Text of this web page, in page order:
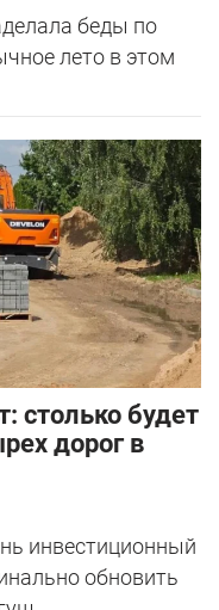
беды по
лето в этом
столько будет
дорог в
инвестиционный
обновить